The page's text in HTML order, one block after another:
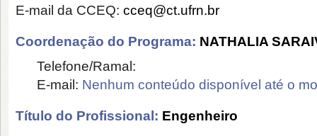
E-mail da CCEQ: cceq@ct.ufrn.br
Coordenação do Programa: NATHALIA
Telefone/Ramal:
E-mail: Nenhum conteúdo disponível até o
Título do Profissional: Engenheiro